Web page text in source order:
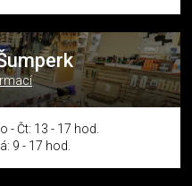
- Čt: 13 - 17 hod.
9 - 17 hod.